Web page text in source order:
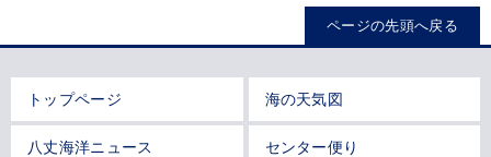
ページの先頭へ戻る
トップページ 海の天気図
八丈海洋ニュース センター便り